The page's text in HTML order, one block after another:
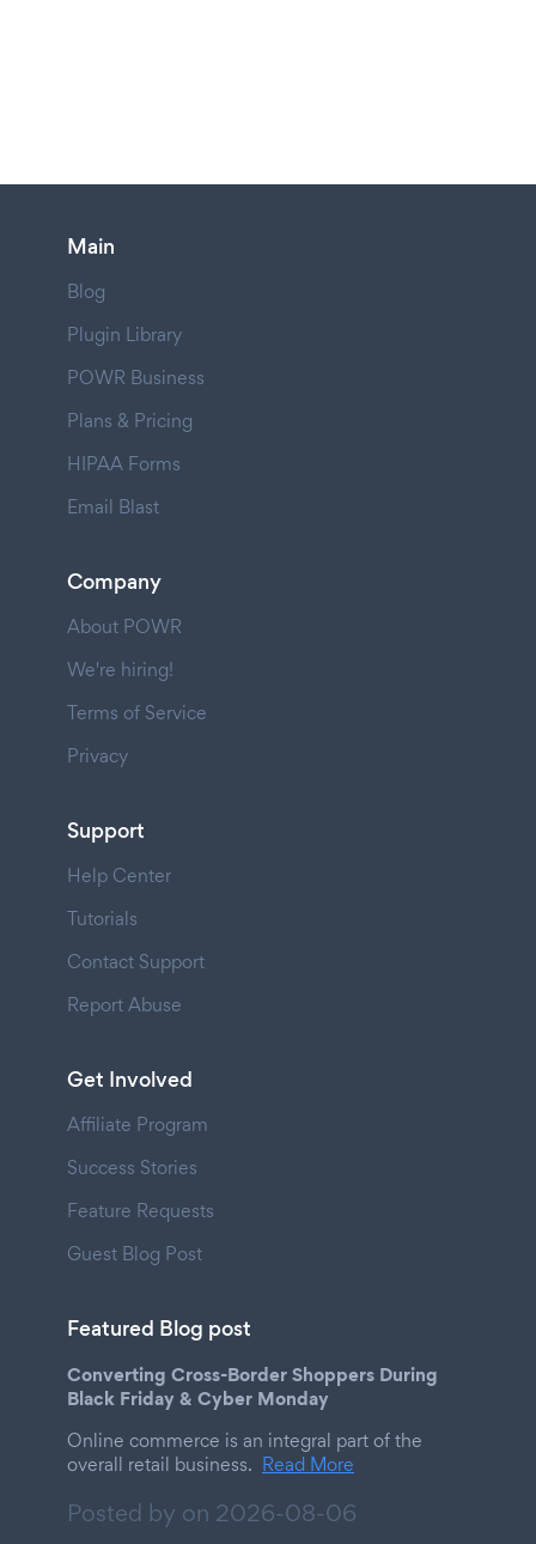
Main
Blog
Plugin Library
POWR Business
Plans & Pricing
HIPAA Forms
Email Blast
Company
About POWR
We're hiring!
Terms of Service
Privacy
Support
Help Center
Tutorials
Contact Support
Report Abuse
Get Involved
Affiliate Program
Success Stories
Feature Requests
Guest Blog Post
Featured Blog post
Converting Cross-Border Shoppers During
Black Friday & Cyber Monday
Online commerce is an integral part of the
overall retail business. Read More
Posted by on 2026-08-06